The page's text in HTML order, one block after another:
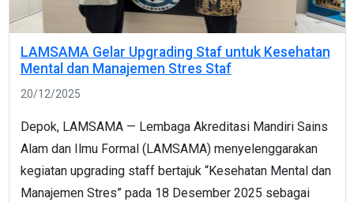
LAMSAMA Gelar Upgrading Staf untuk Kesehatan
Mental dan Manajemen Stres Staf
20/12/2025
Depok, LAMSAMA — Lembaga Akreditasi Mandiri Sains
Alam dan Ilmu Formal (LAMSAMA) menyelenggarakan
kegiatan upgrading staff bertajuk “Kesehatan Mental dan
Manajemen Stres” pada 18 Desember 2025 sebagai